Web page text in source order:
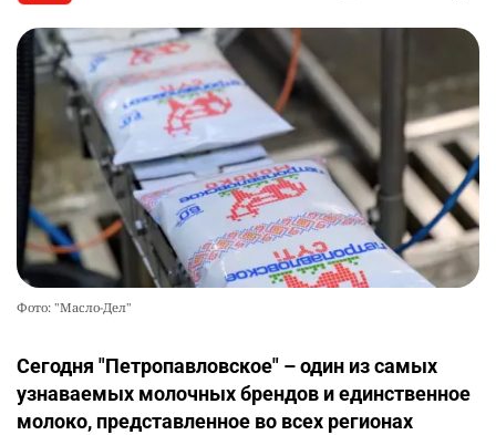
Фото: "Масло-Дел"
Сегодня "Петропавловское" – один из самых
узнаваемых молочных брендов и единственное
молоко, представленное во всех регионах